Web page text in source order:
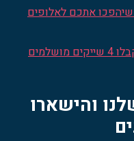
מחפשים מתכון לשייק בריאות? קבלו 4 שייקים מושלמים
והישארו